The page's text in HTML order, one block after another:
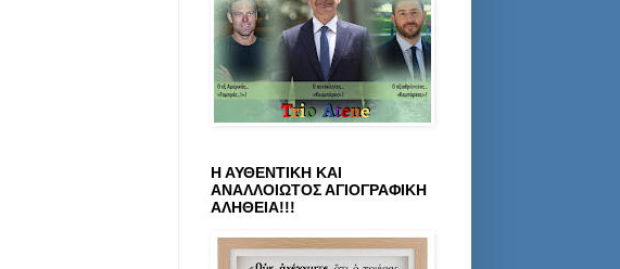
Η ΑΥΘΕΝΤΙΚΗ ΚΑΙ
ΑΝΑΛΛΟΙΩΤΟΣ ΑΓΙΟΓΡΑΦΙΚΗ
ΑΛΗΘΕΙΑ!!!